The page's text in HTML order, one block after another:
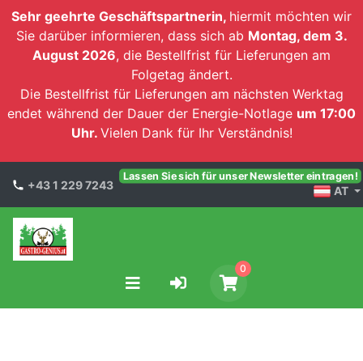
Sehr geehrte Geschäftspartnerin, hiermit möchten wir
Sie darüber informieren, dass sich ab Montag, dem 3.
August 2026, die Bestellfrist für Lieferungen am
Folgetag ändert.
Die Bestellfrist für Lieferungen am nächsten Werktag
endet während der Dauer der Energie-Notlage um 17:00
Uhr. Vielen Dank für Ihr Verständnis!
+43 1 229 7243
Lassen Sie sich für unser Newsletter eintragen!
AT
0